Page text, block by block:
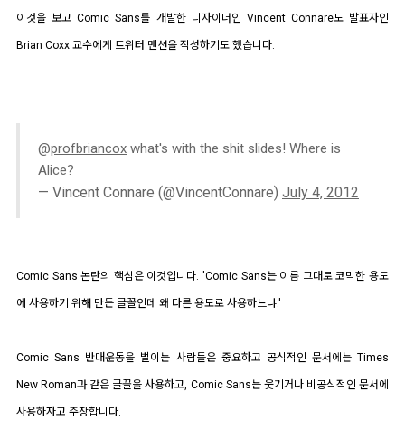
이것을 보고 Comic Sans를 개발한 디자이너인 Vincent Connare도 발표자인
Brian Coxx 교수에게 트위터 멘션을 작성하기도 했습니다.
@profbriancox what's with the shit slides! Where is
Alice?
— Vincent Connare (@VincentConnare) July 4, 2012
Comic Sans 논란의 핵심은 이것입니다. 'Comic Sans는 이름 그대로 코믹한 용도
에 사용하기 위해 만든 글꼴인데 왜 다른 용도로 사용하느냐.'
Comic Sans 반대운동을 벌이는 사람들은 중요하고 공식적인 문서에는 Times
New Roman과 같은 글꼴을 사용하고, Comic Sans는 웃기거나 비공식적인 문서에
사용하자고 주장합니다.